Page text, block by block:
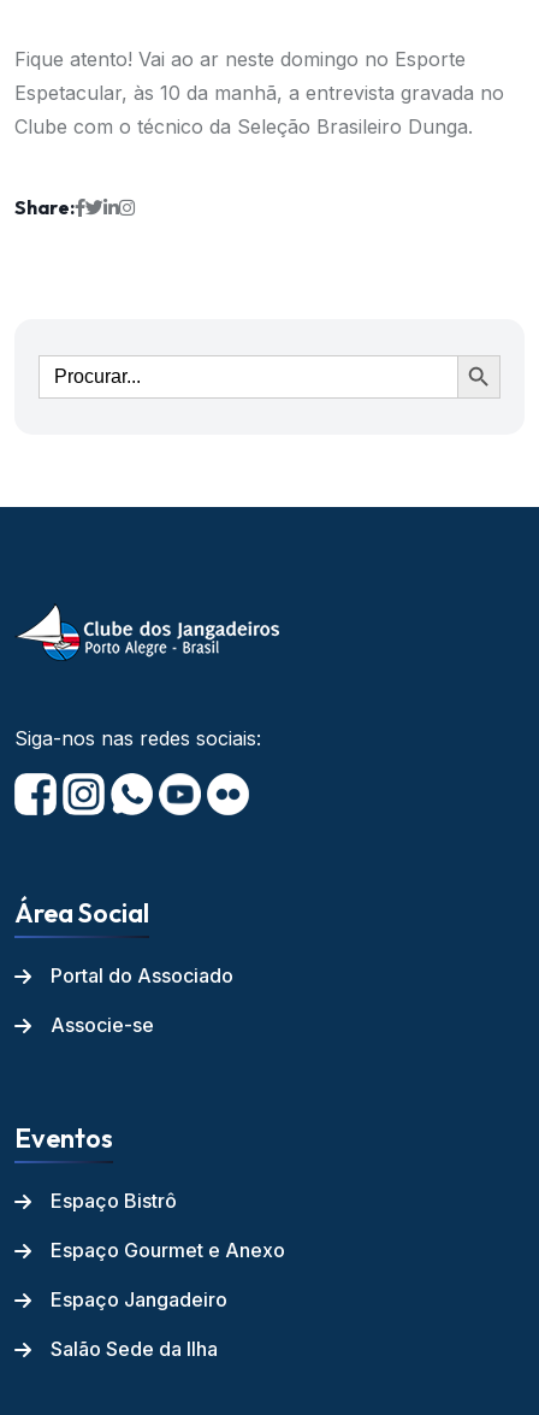
Fique atento! Vai ao ar neste domingo no Esporte
Espetacular, às 10 da manhã, a entrevista gravada no
Clube com o técnico da Seleção Brasileiro Dunga.
Share:
Ir
Siga-nos nas redes sociais:
Área Social
Portal do Associado
Associe-se
Eventos
Espaço Bistrô
Espaço Gourmet e Anexo
Espaço Jangadeiro
Salão Sede da Ilha